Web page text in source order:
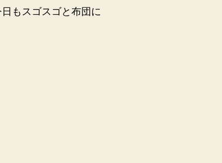
もスゴスゴと布団に